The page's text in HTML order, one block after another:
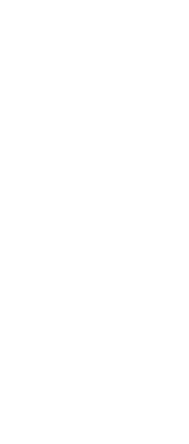
ースへ。計測1
てアタックする
。計測1周目は
のタイ
たが、開幕戦で
がら更新出来